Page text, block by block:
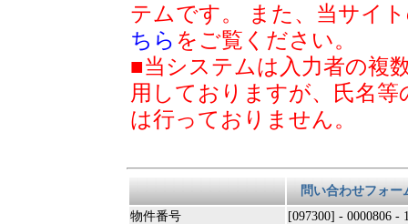
テムです。 また、当サイ
ちら をご覧ください。
■当システムは入力者の複
用しておりますが、氏名
は行っておりません。
問い合わせフォー
物件番号
[097300] - 0000806 -